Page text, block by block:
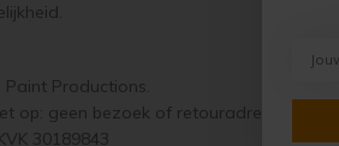
Paint Productions.
op: geen bezoek of retouradres)
30189843